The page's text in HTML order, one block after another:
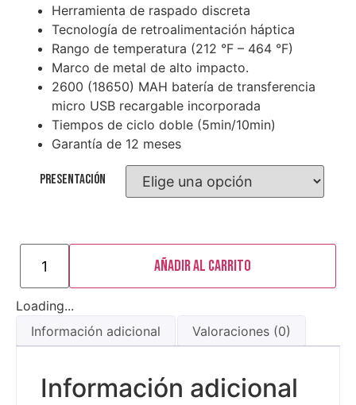
Herramienta de raspado discreta
Tecnología de retroalimentación háptica
Rango de temperatura (212 °F – 464 °F)
Marco de metal de alto impacto.
2600 (18650) MAH batería de transferencia
micro USB recargable incorporada
Tiempos de ciclo doble (5min/10min)
Garantía de 12 meses
Presentación
Añadir al carrito
Loading...
Información adicional
Valoraciones (0)
Información adicional